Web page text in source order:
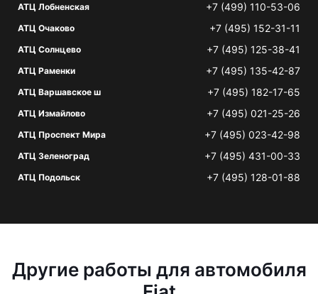
АТЦ Лобненская +7 (499) 110-53-06
АТЦ Очаково +7 (495) 152-31-11
АТЦ Солнцево +7 (495) 125-38-41
АТЦ Раменки +7 (495) 135-42-87
АТЦ Варшавское ш +7 (495) 182-17-65
АТЦ Измайлово +7 (495) 021-25-26
АТЦ Проспект Мира +7 (495) 023-42-98
АТЦ Зеленоград +7 (495) 431-00-33
АТЦ Подольск +7 (495) 128-01-88
Другие работы для автомобиля